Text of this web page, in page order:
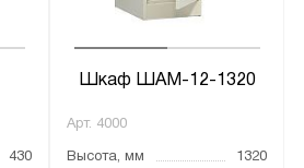
430
Шкаф ШАМ-12-1320
Арт. 4000
Высота, мм
1320